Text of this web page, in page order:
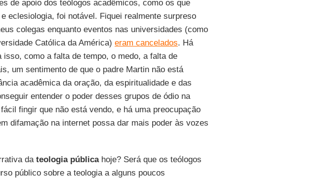
de apoio dos teólogos acadêmicos, como os que
eclesiologia, foi notável. Fiquei realmente surpreso
colegas enquanto eventos nas universidades (como
Católica da América) eram cancelados. Há
como a falta de tempo, o medo, a falta de
um sentimento de que o padre Martin não está
acadêmica da oração, da espiritualidade e das
entender o poder desses grupos de ódio na
fingir que não está vendo, e há uma preocupação
difamação na internet possa dar mais poder às vozes
da teologia públicahoje? Será que os teólogos
público sobre a teologia a alguns poucos